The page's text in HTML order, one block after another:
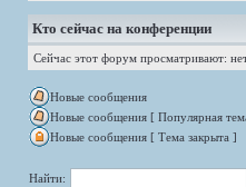
Кто сейчас на конференции
Сейчас этот форум просматривают:
Новые сообщения
Новые сообщения [ Популярная
Новые сообщения [ Тема закрыта ]
Найти: